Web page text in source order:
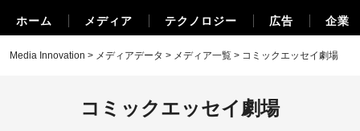
ホーム メディア テクノロジー 広告 企業
Media Innovation > メディアデータ > メディア一覧 > コミックエッセイ劇場
コミックエッセイ劇場